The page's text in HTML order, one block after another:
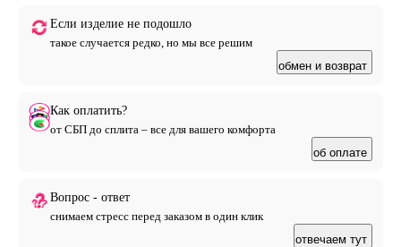
Если изделие не подошло
такое случается редко, но мы все решим
обмен и возврат
Как оплатить?
от СБП до сплита – все для вашего комфорта
об оплате
Вопрос - ответ
снимаем стресс перед заказом в один клик
отвечаем тут